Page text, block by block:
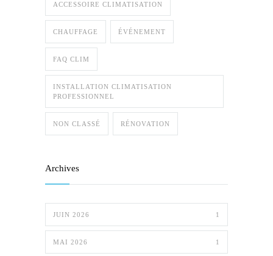
ACCESSOIRE CLIMATISATION
CHAUFFAGE ÉVÉNEMENT
FAQ CLIM
INSTALLATION CLIMATISATION
PROFESSIONNEL
NON CLASSÉ RÉNOVATION
Archives
JUIN 2026 1
MAI 2026 1